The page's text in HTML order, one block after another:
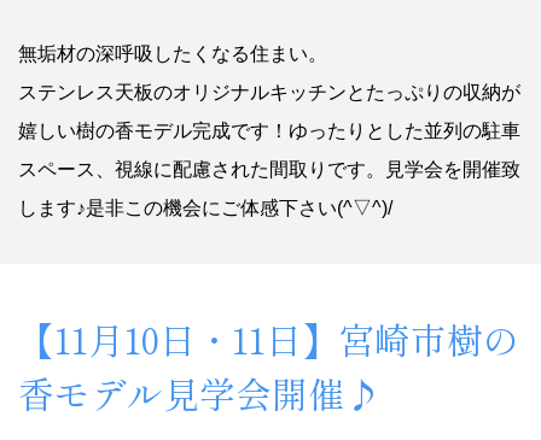
無垢材の深呼吸したくなる住まい。
ステンレス天板のオリジナルキッチンとたっぷりの収納が
嬉しい樹の香モデル完成です！ゆったりとした並列の駐車
スペース、視線に配慮された間取りです。見学会を開催致
します♪是非この機会にご体感下さい(^▽^)/
【11月10日・11日】宮崎市樹の
香モデル見学会開催♪